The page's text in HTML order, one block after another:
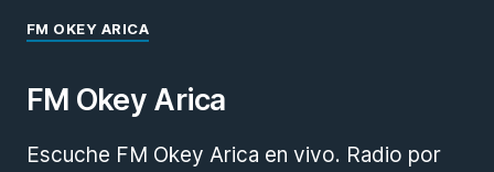
FM OKEY ARICA
FM Okey Arica
Escuche FM Okey Arica en vivo. Radio por